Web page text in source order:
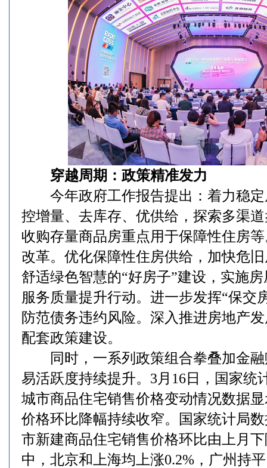
穿越周期：政策精准发力
今年政府工作报告提出：着力稳定
控增量、去库存、优供给，探索多渠
收购存量商品房重点用于保障性住房
改革。优化保障性住房供给，加快危
舒适绿色智慧的“好房子”建设，实施
服务质量提升行动。进一步发挥“保交
防范债务违约风险。深入推进房地产
配套政策建设。
同时，一系列政策组合拳叠加金融
易活跃度持续提升。3月16日，国家统
城市商品住宅销售价格变动情况数据
价格环比降幅持续收窄。国家统计局
市新建商品住宅销售价格环比由上月
中，北京和上海均上涨0.2%，广州持